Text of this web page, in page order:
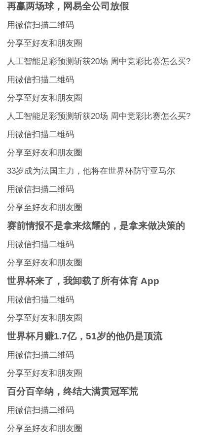
再赢两场球，网易全公司放假
用微信扫描二维码
分享至好友和朋友圈
人工智能足彩预测斩获20场 周中竞彩比赛怎么买?
用微信扫描二维码
分享至好友和朋友圈
人工智能足彩预测斩获20场 周中竞彩比赛怎么买?
用微信扫描二维码
分享至好友和朋友圈
33岁成为法国主力，他将在世界杯防守亚马尔
用微信扫描二维码
分享至好友和朋友圈
赛前情报不是拿来炫耀的，是拿来做决策的
用微信扫描二维码
分享至好友和朋友圈
世界杯来了，我卸载了所有体育 App
用微信扫描二维码
分享至好友和朋友圈
世界杯月赚1.7亿，51岁的他仍是顶流
用微信扫描二维码
分享至好友和朋友圈
百分百辛纳，终结大满贯冠军荒
用微信扫描二维码
分享至好友和朋友圈